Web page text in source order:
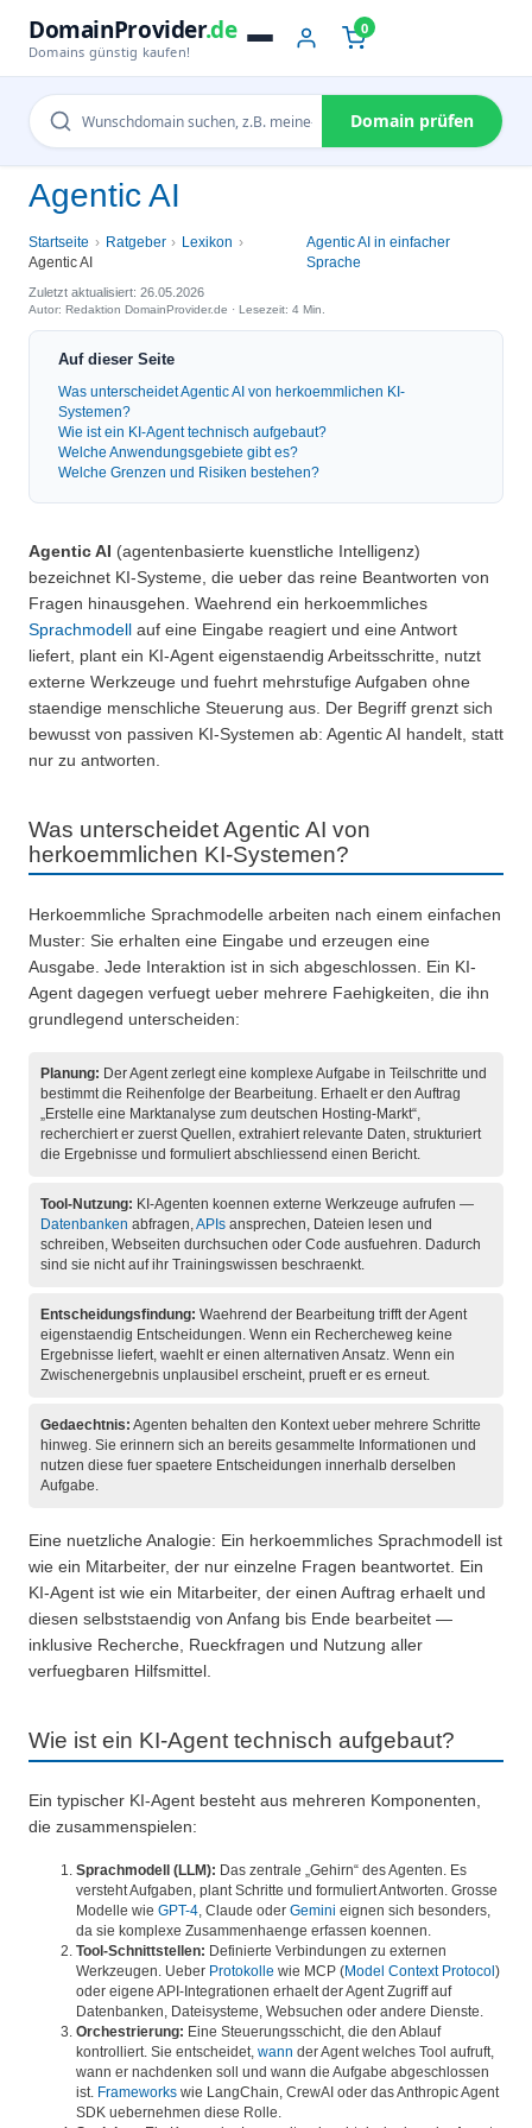
DomainProvider.de
Domains günstig kaufen!
0
Domain prüfen
Agentic AI
Startseite Ratgeber
Lexikon
Agentic AI
Agentic AI in einfacher
Sprache
Zuletzt aktualisiert: 26.05.2026
Autor: Redaktion DomainProvider.de · Lesezeit: 4 Min.
Auf dieser Seite
Was unterscheidet Agentic AI von herkoemmlichen KI-
Systemen?
Wie ist ein KI-Agent technisch aufgebaut?
Welche Anwendungsgebiete gibt es?
Welche Grenzen und Risiken bestehen?
Agentic AI (agentenbasierte kuenstliche Intelligenz)
bezeichnet KI-Systeme, die ueber das reine Beantworten von
Fragen hinausgehen. Waehrend ein herkoemmliches
Sprachmodell
auf eine Eingabe reagiert und eine Antwort
liefert, plant ein KI-Agent eigenstaendig Arbeitsschritte, nutzt
externe Werkzeuge und fuehrt mehrstufige Aufgaben ohne
staendige menschliche Steuerung aus. Der Begriff grenzt sich
bewusst von passiven KI-Systemen ab: Agentic AI handelt, statt
nur zu antworten.
Was unterscheidet Agentic AI von
herkoemmlichen KI-Systemen?
Herkoemmliche Sprachmodelle arbeiten nach einem einfachen
Muster: Sie erhalten eine Eingabe und erzeugen eine
Ausgabe. Jede Interaktion ist in sich abgeschlossen. Ein KI-
Agent dagegen verfuegt ueber mehrere Faehigkeiten, die ihn
grundlegend unterscheiden:
Planung: Der Agent zerlegt eine komplexe Aufgabe in Teilschritte und
bestimmt die Reihenfolge der Bearbeitung. Erhaelt er den Auftrag
„Erstelle eine Marktanalyse zum deutschen Hosting-Markt“,
recherchiert er zuerst Quellen, extrahiert relevante Daten, strukturiert
die Ergebnisse und formuliert abschliessend einen Bericht.
Tool-Nutzung: KI-Agenten koennen externe Werkzeuge aufrufen —
Datenbanken abfragen,APIs ansprechen, Dateien lesen und
schreiben, Webseiten durchsuchen oder Code ausfuehren. Dadurch
sind sie nicht auf ihr Trainingswissen beschraenkt.
Entscheidungsfindung: Waehrend der Bearbeitung trifft der Agent
eigenstaendig Entscheidungen. Wenn ein Rechercheweg keine
Ergebnisse liefert, waehlt er einen alternativen Ansatz. Wenn ein
Zwischenergebnis unplausibel erscheint, prueft er es erneut.
Gedaechtnis: Agenten behalten den Kontext ueber mehrere Schritte
hinweg. Sie erinnern sich an bereits gesammelte Informationen und
nutzen diese fuer spaetere Entscheidungen innerhalb derselben
Aufgabe.
Eine nuetzliche Analogie: Ein herkoemmliches Sprachmodell ist
wie ein Mitarbeiter, der nur einzelne Fragen beantwortet. Ein
KI-Agent ist wie ein Mitarbeiter, der einen Auftrag erhaelt und
diesen selbststaendig von Anfang bis Ende bearbeitet —
inklusive Recherche, Rueckfragen und Nutzung aller
verfuegbaren Hilfsmittel.
Wie ist ein KI-Agent technisch aufgebaut?
Ein typischer KI-Agent besteht aus mehreren Komponenten,
die zusammenspielen:
Sprachmodell (LLM): Das zentrale „Gehirn“ des Agenten. Es
versteht Aufgaben, plant Schritte und formuliert Antworten. Grosse
Modelle wie GPT-4, Claude oder Gemini eignen sich besonders,
da sie komplexe Zusammenhaenge erfassen koennen.
Tool-Schnittstellen: Definierte Verbindungen zu externen
Werkzeugen. Ueber Protokolle wie MCP (Model Context Protocol )
oder eigene API-Integrationen erhaelt der Agent Zugriff auf
Datenbanken, Dateisysteme, Websuchen oder andere Dienste.
Orchestrierung: Eine Steuerungsschicht, die den Ablauf
kontrolliert. Sie entscheidet, wann der Agent welches Tool aufruft,
wann er nachdenken soll und wann die Aufgabe abgeschlossen
ist. Frameworks wie LangChain, CrewAI oder das Anthropic Agent
SDK uebernehmen diese Rolle.